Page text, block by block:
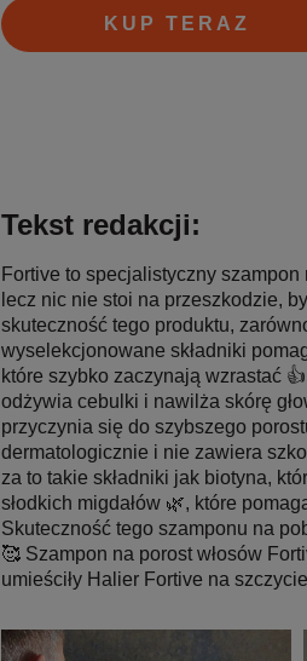
KUP TERAZ
Tekst redakcji:
Fortive to specjalistyczny szampon
lecz nic nie stoi na przeszkodzie,
skuteczność tego produktu,
wyselekcjonowane składniki
które szybko zaczynają wzrastać
odżywia cebulki i nawilża skórę
przyczynia się do szybszego
dermatologicznie i nie zawiera
za to takie składniki jak biotyna,
słodkich migdałów 🌿, które
Skuteczność tego szamponu na
🥰 Szampon na porost włosów
umieściły Halier Fortive na